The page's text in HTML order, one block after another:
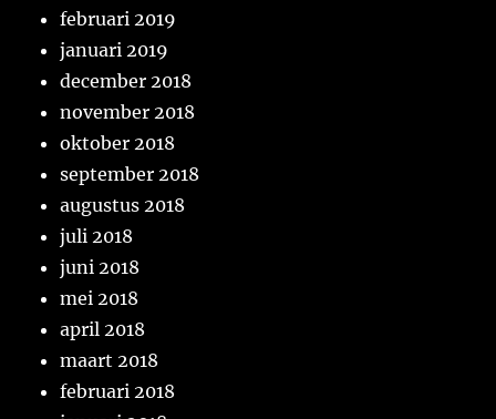
februari 2019
januari 2019
december 2018
november 2018
oktober 2018
september 2018
augustus 2018
juli 2018
juni 2018
mei 2018
april 2018
maart 2018
februari 2018